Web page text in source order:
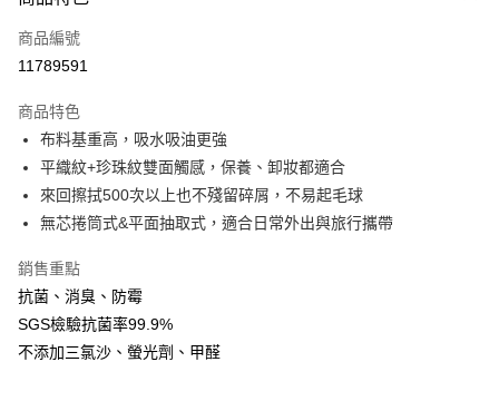
街口支付
Google Pay
全盈+PAY
大哥付你分期
相關說明
1.本服務由台灣大哥大提供，台灣大哥大用戶可立即使用無須另外申請。
2.付款方式選擇「大哥付你分期」，訂單成立後會自動跳轉到大哥付的交易
流程，驗證手機門號後，選擇欲分期的期數、繳款截止日，確認付款後即完
成交易。
3.實際核准額度、可分期數及費用金額請依後續交易確認頁面所載為準。
AFTEE先享後付
相關說明
【關於「AFTEE先享後付」】
AFTEE先享後付是「在收到商品之後才付款」的支付方式。 讓您購物簡單
ATM付款
商品編號
11789591
商品特色
布料基重高，吸水吸油更強
平織紋+珍珠紋雙面觸感，保養、卸妝都適合
來回擦拭500次以上也不殘留碎屑，不易起毛球
無芯捲筒式&平面抽取式，適合日常外出與旅行攜帶
銷售重點
抗菌、消臭、防霉
SGS檢驗抗菌率99.9%
不添加三氯沙、螢光劑、甲醛